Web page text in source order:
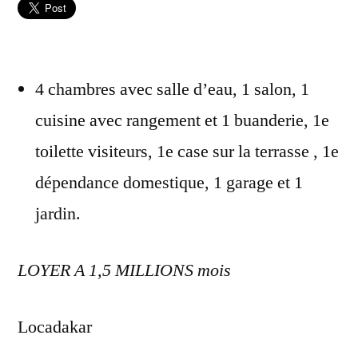
4 chambres avec salle d’eau, 1 salon, 1
cuisine avec rangement et 1 buanderie, 1e
toilette visiteurs, 1e case sur la terrasse , 1e
dépendance domestique, 1 garage et 1
jardin.
LOYER A 1,5 MILLIONS mois
Locadakar